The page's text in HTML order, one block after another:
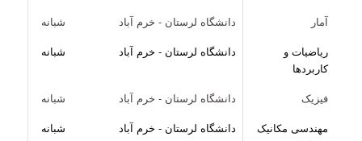
آمار دانشگاه لرستان - خرم آباد
شبانه
ریاضیات و
کاربردها
دانشگاه لرستان - خرم آباد شبانه
فیزیک دانشگاه لرستان - خرم آباد
شبانه
مهندسی مکانیک
دانشگاه لرستان - خرم آباد شبانه